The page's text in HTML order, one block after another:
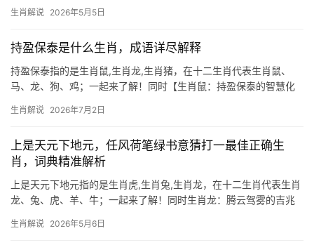
锋芒直指生肖虎，虎为百兽之王，命带将星，自古与“权柄”“征战”相
生肖解说 2026年5月5日
持盈保泰是什么生肖，成语详尽解释
持盈保泰指的是生肖鼠,生肖龙,生肖猪，在十二生肖代表生肖鼠、
马、龙、狗、鸡；一起来了解！同时【生肖鼠：持盈保泰的智慧化
的应变能力，所谓“持盈保泰”，正是形容其善于在顺境中未雨绸缪，
生肖解说 2026年7月2日
上是天元下地元，任风荷笔绿书意猜打一最佳正确生
肖，词典精准解析
上是天元下地元指的是生肖虎,生肖兔,生肖龙，在十二生肖代表生肖
龙、兔、虎、羊、牛；一起来了解！同时生肖龙：腾云驾雾的吉兆
年“天元”之气旺盛，事业易得贵人提携，尤其29岁者可能遇跨行业
生肖解说 2026年5月6日